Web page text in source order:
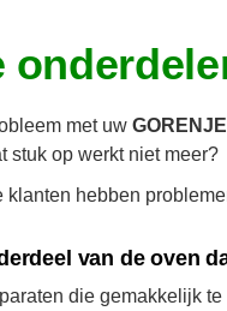
met uw GORENJE
stuk op werkt niet meer?
klanten hebben
van de oven
die gemakkelijk